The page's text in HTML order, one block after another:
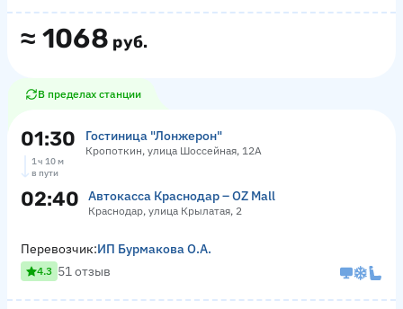
≈ 1068 руб.
В пределах станции
01:30 Гостиница "Лонжерон"
Кропоткин, улица Шоссейная, 12А
1 ч 10 м
в пути
02:40 Автокасса Краснодар – OZ Mall
Краснодар, улица Крылатая, 2
Перевозчик:ИП Бурмакова О.А.
4.3 51 отзыв